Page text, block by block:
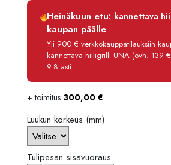
Luottoaika
Korko
Käsittelymaksu
Maksettava yhteensä
Heinäkuun etu: kannettava
kaupan päälle
Yli 900 € verkkokauppatilauksiin
kannettava hiiligrilli UNA (ovh. 139
9.8 asti.
+ toimitus 300,00 €
Luukun korkeus (mm)
Tulipesän sisävuoraus